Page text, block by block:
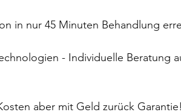
in nur 45 Minuten Behandlung
- Individuelle Beratung
aber mit Geld zurück Garantie!